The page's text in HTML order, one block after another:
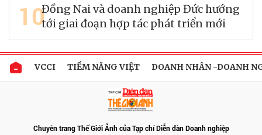
10Đồng Nai và doanh nghiệp Đức hướng
tới giai đoạn hợp tác phát triển mới
VCCI TIỀM NĂNG VIỆT DOANH NHÂN -DOANH
Chuyên trang Thế Giới Ảnh của Tạp chí Diễn đàn Doanh nghiệp